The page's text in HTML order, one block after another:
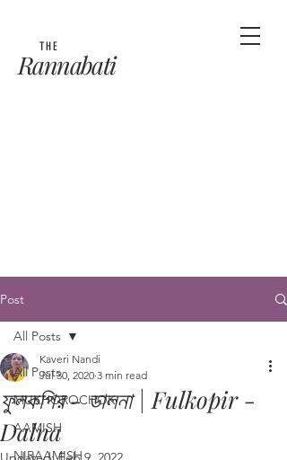
THE
Rannabati
Post
All Posts
MUKHOROCHOK
AAMISH
NIRAAMISH
All Posts
ফুলকপির - ডালনা | Fulkopir -
Dalna
Kaveri Nandi
Jul 30, 2020 3 min read